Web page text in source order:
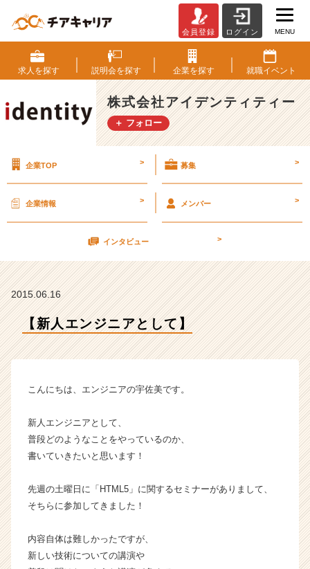
人
エ
ン
ジ
ニ
ア
【株
社
ア
テ
ー
タ
ラ
イ
ン】
ベ
ン
ー・
成
会員登録 ログイン MENU
求人を探す 説明会を探す 企業を探す 就職イベント
株式会社アイデンティティー
＋ フォロー
企業TOP > 募集 >
企業情報 > メンバー >
インタビュー >
2015.06.16
【新人エンジニアとして】
こんにちは、エンジニアの宇佐美です。
新人エンジニアとして、
普段どのようなことをやっているのか、
書いていきたいと思います！
先週の土曜日に「HTML5」に関するセミナーがありまして、
そちらに参加してきました！
内容自体は難しかったですが、
新しい技術についての講演や